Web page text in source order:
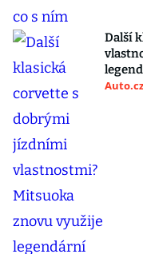
Další
Auto.cz